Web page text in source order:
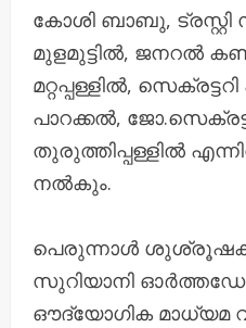
കോശി ബാബു,
മുളമുട്ടിൽ, ജനറൽ
മറ്റപ്പള്ളിൽ,
പാറക്കൽ,
തുരുത്തിപ്പള്ളിൽ
നൽകും.
പെരുന്നാൾ
സുറിയാനി
ഔദ്യോഗിക മാധ്യമ